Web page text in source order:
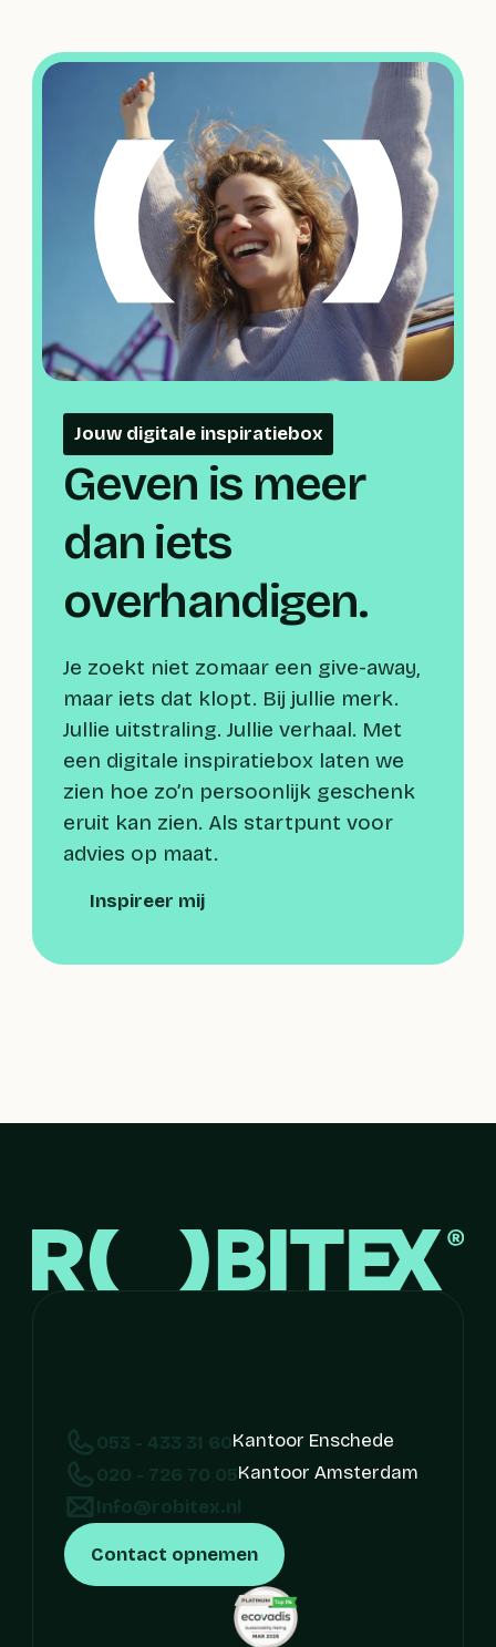
Jouw digitale inspiratiebox
Geven is meer
dan iets
overhandigen.
Je zoekt niet zomaar een give-away,
maar iets dat klopt. Bij jullie merk.
Jullie uitstraling. Jullie verhaal. Met
een digitale inspiratiebox laten we
zien hoe zo’n persoonlijk geschenk
eruit kan zien. Als startpunt voor
advies op maat.
Inspireer mij
053 - 433 31 60Kantoor Enschede
020 - 726 70 05 Kantoor Amsterdam
Info@robitex.nl
Contact opnemen